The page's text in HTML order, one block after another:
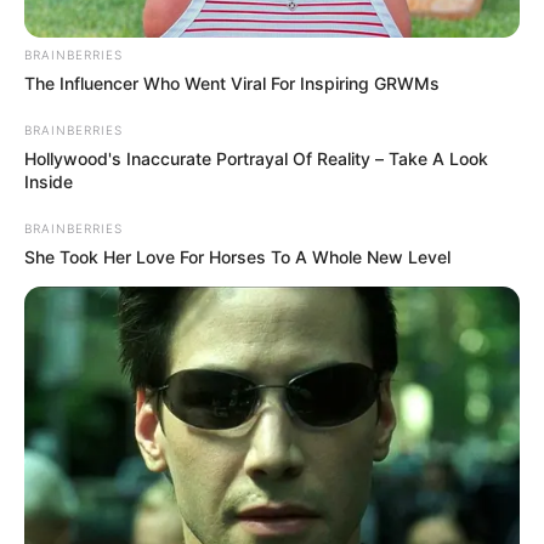
Suministrada: Urabá Digital.
Brutal agresión a reciclador en San Pedro de Urabá: El
adulto mayor fue atacado con una roca y está en la UCI
Por:Yuli Metaute Londoño
Septiembre 23, 2025
BRAINBERRIES
The Influencer Who Went Viral For Inspiring GRWMs
BRAINBERRIES
Hollywood's Inaccurate Portrayal Of Reality – Take A Look
Inside
BRAINBERRIES
She Took Her Love For Horses To A Whole New Level